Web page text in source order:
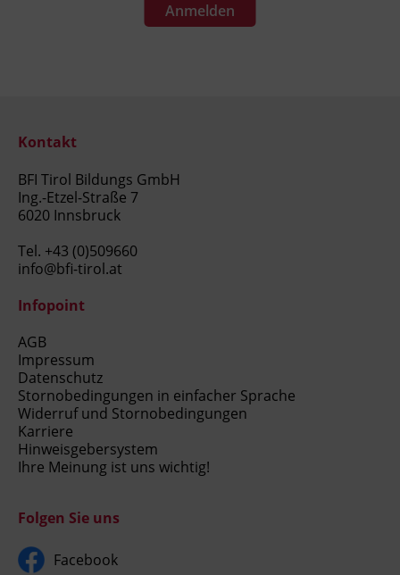
Anmelden
Kontakt
BFI Tirol Bildungs GmbH
Ing.-Etzel-Straße 7
6020 Innsbruck
Tel. +43 (0)509660
info@bfi-tirol.at
Infopoint
AGB
Impressum
Datenschutz
Stornobedingungen in einfacher Sprache
Widerruf und Stornobedingungen
Karriere
Hinweisgebersystem
Ihre Meinung ist uns wichtig!
Folgen Sie uns
Facebook